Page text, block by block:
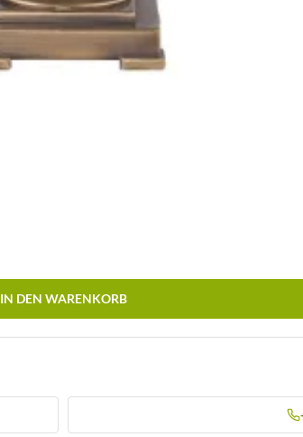
IN DEN WARENKORB